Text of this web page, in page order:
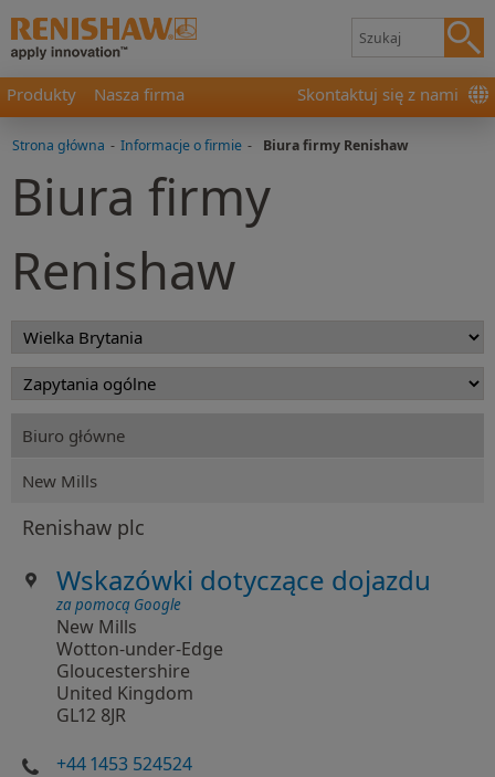
Produkty Nasza firma Skontaktuj się z nami
Strona główna - Informacje o firmie - Biura firmy Renishaw
Biura firmy
Renishaw
Biuro główne
New Mills
Renishaw plc
Wskazówki dotyczące dojazdu
za pomocą Google
New Mills
Wotton-under-Edge
Gloucestershire
United Kingdom
GL12 8JR
+44 1453 524524